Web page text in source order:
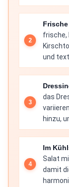
frische,
und
das
hinzu,
Im
Salat
damit